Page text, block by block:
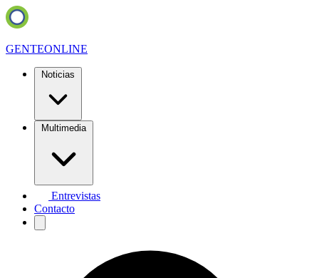
GENTEONLINE
Noticias
Multimedia
Entrevistas
Contacto